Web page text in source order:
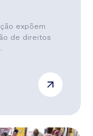
expõem
de direitos